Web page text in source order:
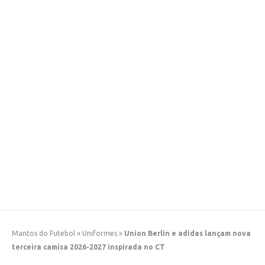
Mantos do Futebol » Uniformes » Union Berlin e adidas lançam nova
terceira camisa 2026-2027 inspirada no CT